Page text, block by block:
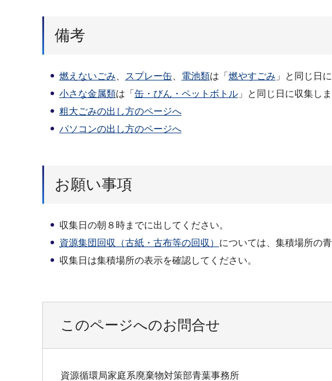
備考
燃えないごみ スプレー缶、 電池類は「 燃やすごみ 」と同じ日
小さな金属類は「 缶・びん・ペットボトル」と同じ日に収集しま
粗大ごみの出し方のページへ
パソコンの出し方のページへ
お願い事項
収集日の朝８時までに出してください。
資源集団回収（古紙・古布等の回収） については、集積場所の
収集日は集積場所の表示を確認してください。
このページへのお問合せ
資源循環局家庭系廃棄物対策部青葉事務所